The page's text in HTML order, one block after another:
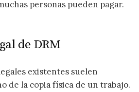
personas pueden pagar.
de DRM
existentes suelen
de la copia física de un trabajo.